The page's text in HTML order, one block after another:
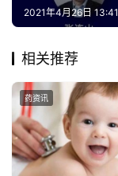
2021年4月26日 13:41
相关推荐
药资讯